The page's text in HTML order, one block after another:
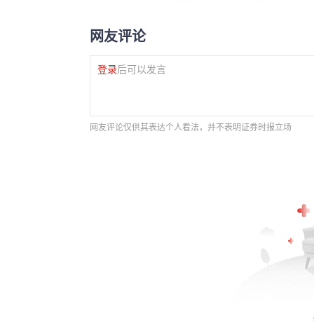
网友评论
登录后可以发言
网友评论仅供其表达个人看法，并不表明证券时报立场